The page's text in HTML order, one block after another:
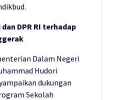
DPR RI terhadap
Dalam Negeri
Hudori
dukungan
Sekolah